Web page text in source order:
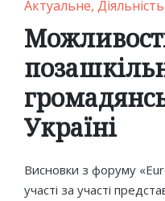
Posted
in
Актуальне Діяльність
Україні
Висновки з форуму
участі за участі